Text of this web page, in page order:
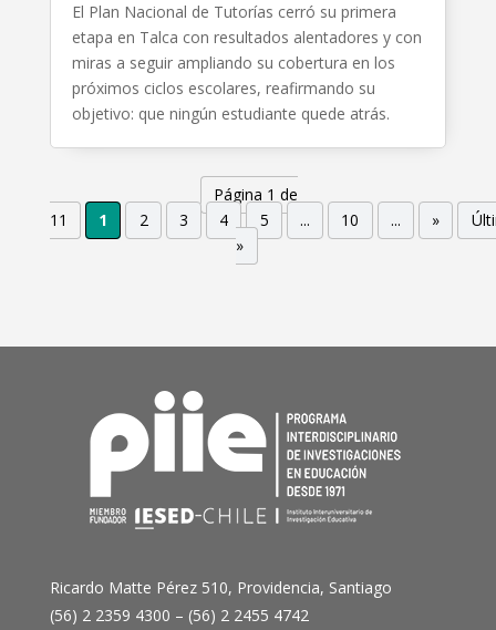
El Plan Nacional de Tutorías cerró su primera
etapa en Talca con resultados alentadores y con
miras a seguir ampliando su cobertura en los
próximos ciclos escolares, reafirmando su
objetivo: que ningún estudiante quede atrás.
Página 1 de
11
1 2 3 4 5 ... 10 ... »
»
Ricardo Matte Pérez 510, Providencia, Santiago
(56) 2 2359 4300 – (56) 2 2455 4742